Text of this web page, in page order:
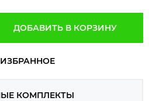
ДОБАВИТЬ В КОРЗИНУ
КОМПЛЕКТЫ